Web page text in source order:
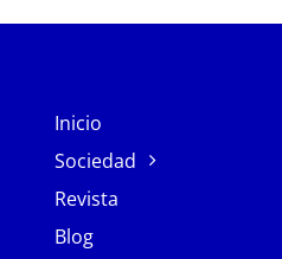
Inicio
Sociedad
Revista
Blog